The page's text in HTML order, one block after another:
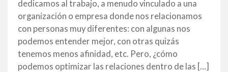
dedicamos al trabajo, a menudo vinculado a una
organización o empresa donde nos relacionamos
con personas muy diferentes: con algunas nos
podemos entender mejor, con otras quizás
tenemos menos afinidad, etc. Pero, ¿cómo
podemos optimizar las relaciones dentro de las […]